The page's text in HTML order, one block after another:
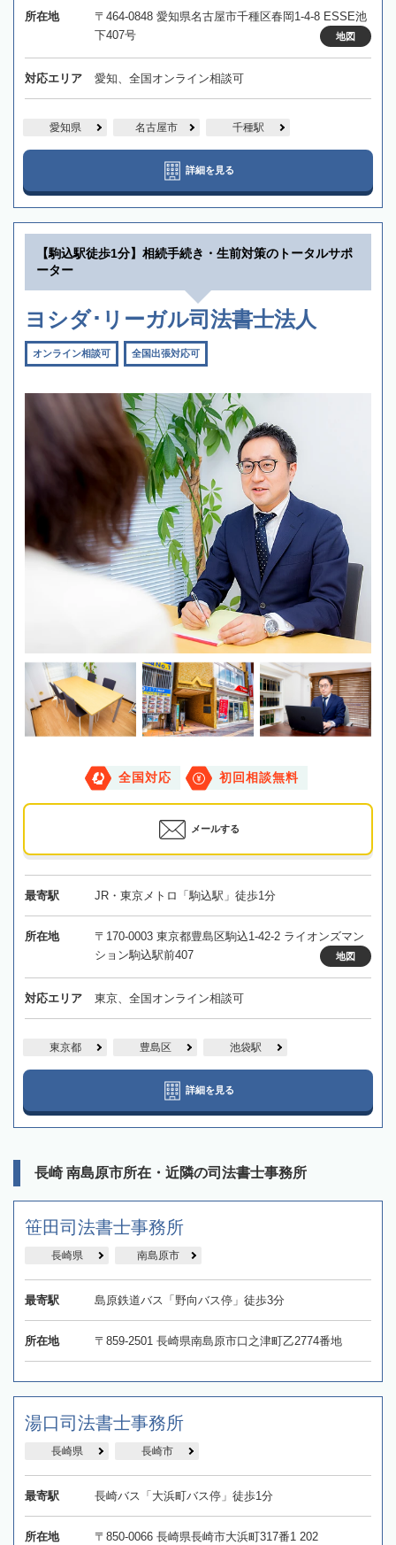
所在地
〒464-0848 愛知県名古屋市千種区春岡1-4-8 ESSE池
下407号
地図
対応エリア 愛知、全国オンライン相談可
愛知県 名古屋市 千種駅
詳細を見る
【駒込駅徒歩1分】相続手続き・生前対策のトータルサポ
ーター
ヨシダ･リーガル司法書士法人
オンライン相談可 全国出張対応可
全国対応 初回相談無料
メールする
最寄駅 JR・東京メトロ「駒込駅」徒歩1分
所在地
〒170-0003 東京都豊島区駒込1-42-2 ライオンズマン
ション駒込駅前407
地図
対応エリア 東京、全国オンライン相談可
東京都 豊島区 池袋駅
詳細を見る
長崎 南島原市所在・近隣の司法書士事務所
笹田司法書士事務所
長崎県 南島原市
最寄駅 島原鉄道バス「野向バス停」徒歩3分
所在地 〒859-2501 長崎県南島原市口之津町乙2774番地
湯口司法書士事務所
長崎県 長崎市
最寄駅 長崎バス「大浜町バス停」徒歩1分
所在地 〒850-0066 長崎県長崎市大浜町317番1 202